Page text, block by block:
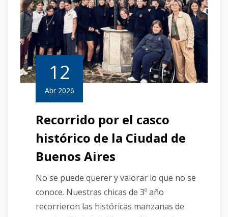
12
Abr 2026
Recorrido por el casco
histórico de la Ciudad de
Buenos Aires
No se puede querer y valorar lo que no se
conoce. Nuestras chicas de 3º año
recorrieron las históricas manzanas de